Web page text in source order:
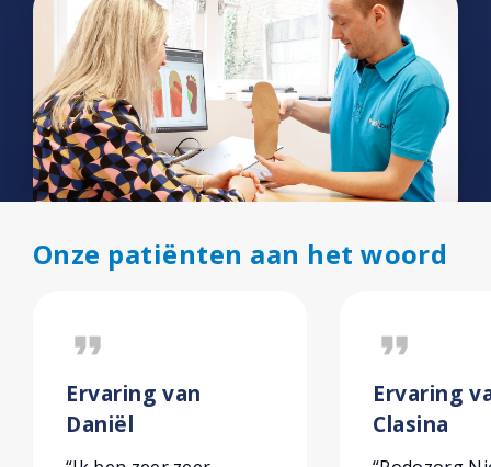
Onze patiënten aan het woord
format_quote
Ervaring van
Daniël
format_quote
Ervaring
Clasina